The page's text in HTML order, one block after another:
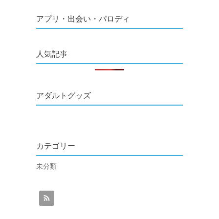
アプリ・出会い・パロディ
人気記事
アダルトグッズ
カテゴリー
未分類